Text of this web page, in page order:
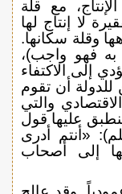
مع قلة
لا إنتاج لها
وقلة سكانها.
به فهو واجب)،
إلى الاكتفاء
للدولة أن تقوم
والتي
عليها قول
«أنتم أدرى
إلى أصحاب